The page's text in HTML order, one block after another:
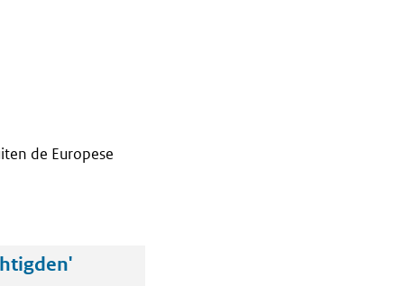
de Europese